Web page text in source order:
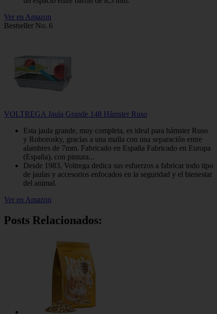
Ver en Amazon
Bestseller No. 6
VOLTREGA Jaula Grande 148 Hámster Ruso
Esta jaula grande, muy completa, es ideal para hámster Ruso
y Roborosky, gracias a una malla con una separación entre
alambres de 7mm. Fabricado en España Fabricado en Europa
(España), con pintura...
Desde 1983, Voltrega dedica sus esfuerzos a fabricar todo tipo
de jaulas y accesorios enfocados en la seguridad y el bienestar
del animal.
Ver en Amazon
Posts Relacionados: